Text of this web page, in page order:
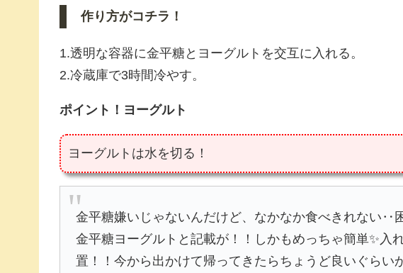
作り方がコチラ！
1.透明な容器に金平糖とヨーグルトを交互に入れる。
2.冷蔵庫で3時間冷やす。
ポイント！ヨーグルト
ヨーグルトは水を切る！
金平糖嫌いじゃないんだけど、なかなか食べきれない‥
金平糖ヨーグルトと記載が！！しかもめっちゃ簡単✨入
置！！今から出かけて帰ってきたらちょうど良いぐらい